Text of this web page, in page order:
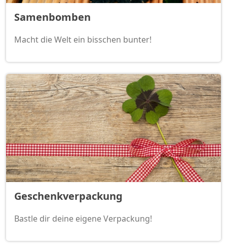
Samenbomben
Macht die Welt ein bisschen bunter!
Geschenkverpackung
Bastle dir deine eigene Verpackung!